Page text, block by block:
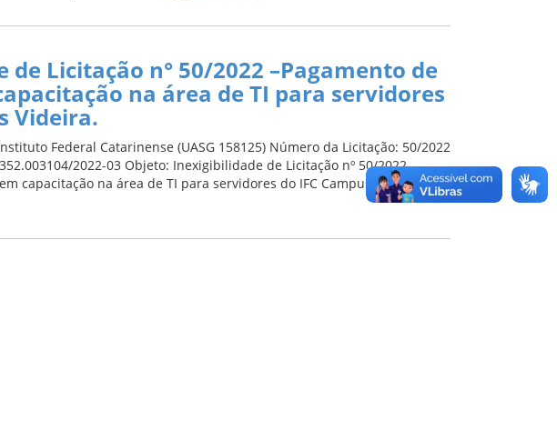
de Licitação n° 50/2022 –Pagamento de
na área de TI para servidores
Videira.
Federal Catarinense (UASG 158125) Número da Licitação: 50/2022
2022-03 Objeto: Inexigibilidade de Licitação nº 50/2022 –
capacitação na área de TI para servidores do IFC Campus Videira.